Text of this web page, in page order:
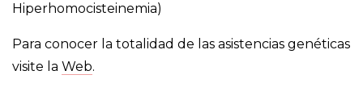
Hiperhomocisteinemia)
Para conocer la totalidad de las asistencias genéticas
visite la Web.